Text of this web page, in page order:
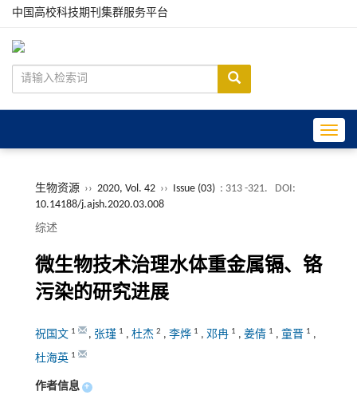
中国高校科技期刊集群服务平台
生物资源 ›› 2020, Vol. 42 ›› Issue (03) : 313 -321.
DOI:
10.14188/j.ajsh.2020.03.008
综述
微生物技术治理水体重金属镉、铬
污染的研究进展
祝国文 1 , 张瑾 1 , 杜杰 2 , 李烨 1 , 邓冉 1 , 姜倩 1 , 童晋 1 ,
杜海英 1
作者信息 +